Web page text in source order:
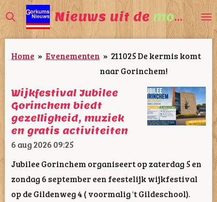
Ga
direct
naar
de
Nieuws uit de mooiste
Home » Evenementen » 211025 De kermis komt
naar Gorinchem!
Wijkfestival Jubilee
Gorinchem biedt
gezelligheid, muziek
en gratis activiteiten
6 aug 2026 09:25
Jubilee Gorinchem organiseert op zaterdag 5 en
zondag 6 september een feestelijk wijkfestival
op de Gildenweg 4 ( voormalig 't Gildeschool).